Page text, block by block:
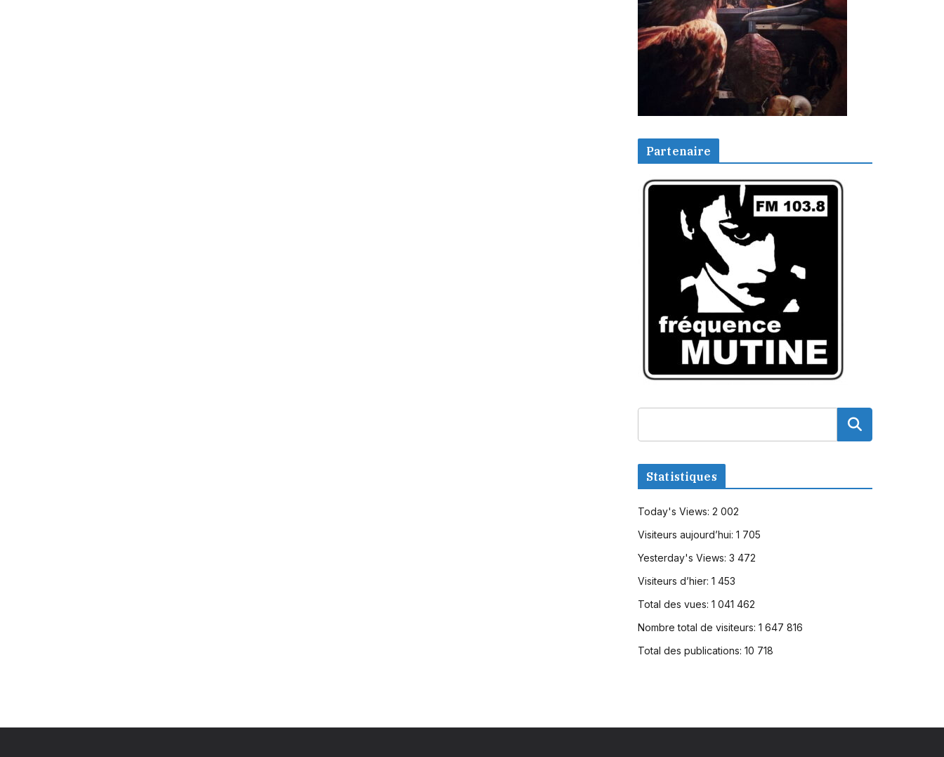
Partenaire
Statistiques
Today's Views: 2 002
Visiteurs aujourd’hui: 1 705
Yesterday's Views: 3 472
Visiteurs d’hier: 1 453
Total des vues: 1 041 462
Nombre total de visiteurs: 1 647 816
Total des publications: 10 718